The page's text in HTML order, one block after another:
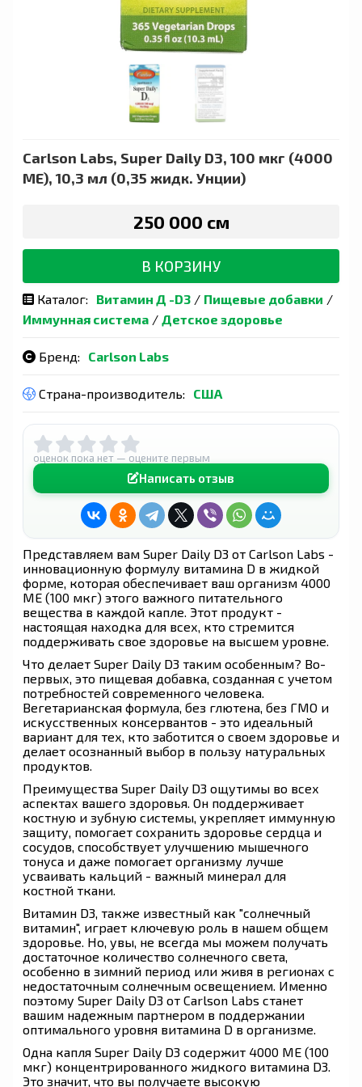
Carlson Labs, Super Daily D3, 100 мкг (4000
МЕ), 10,3 мл (0,35 жидк. Унции)
250 000 сӯм
В КОРЗИНУ
Каталог: Витамин Д -D3 / Пищевые добавки /
Иммунная система / Детское здоровье
Бренд: Carlson Labs
Страна-производитель: США
оценок пока нет — оцените первым
Написать отзыв
Представляем вам Super Daily D3 от Carlson Labs -
инновационную формулу витамина D в жидкой
форме, которая обеспечивает ваш организм 4000
МЕ (100 мкг) этого важного питательного
вещества в каждой капле. Этот продукт -
настоящая находка для всех, кто стремится
поддерживать свое здоровье на высшем уровне.
Что делает Super Daily D3 таким особенным? Во-
первых, это пищевая добавка, созданная с учетом
потребностей современного человека.
Вегетарианская формула, без глютена, без ГМО и
искусственных консервантов - это идеальный
вариант для тех, кто заботится о своем здоровье и
делает осознанный выбор в пользу натуральных
продуктов.
Преимущества Super Daily D3 ощутимы во всех
аспектах вашего здоровья. Он поддерживает
костную и зубную системы, укрепляет иммунную
защиту, помогает сохранить здоровье сердца и
сосудов, способствует улучшению мышечного
тонуса и даже помогает организму лучше
усваивать кальций - важный минерал для
костной ткани.
Витамин D3, также известный как "солнечный
витамин", играет ключевую роль в нашем общем
здоровье. Но, увы, не всегда мы можем получать
достаточное количество солнечного света,
особенно в зимний период или живя в регионах с
недостаточным солнечным освещением. Именно
поэтому Super Daily D3 от Carlson Labs станет
вашим надежным партнером в поддержании
оптимального уровня витамина D в организме.
Одна капля Super Daily D3 содержит 4000 МЕ (100
мкг) концентрированного жидкого витамина D3.
Это значит, что вы получаете высокую